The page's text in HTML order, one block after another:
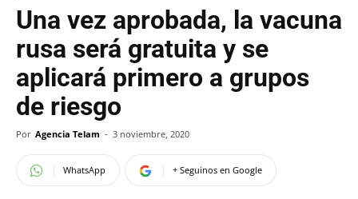
Una vez aprobada, la vacuna
rusa será gratuita y se
aplicará primero a grupos
de riesgo
Por Agencia Telam - 3 noviembre, 2020
WhatsApp + Seguinos en Google